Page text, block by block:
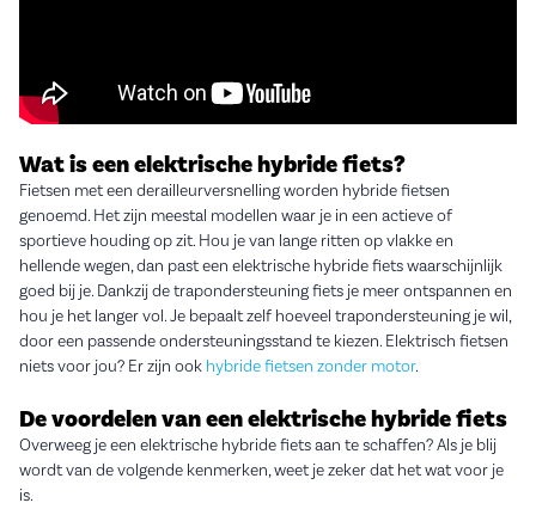
Wat is een elektrische hybride fiets?
Fietsen met een derailleurversnelling worden hybride fietsen
genoemd. Het zijn meestal modellen waar je in een actieve of
sportieve houding op zit. Hou je van lange ritten op vlakke en
hellende wegen, dan past een elektrische hybride fiets waarschijnlijk
goed bij je. Dankzij de trapondersteuning fiets je meer ontspannen en
hou je het langer vol. Je bepaalt zelf hoeveel trapondersteuning je wil,
door een passende ondersteuningsstand te kiezen. Elektrisch fietsen
niets voor jou? Er zijn ook hybride fietsen zonder motor.
De voordelen van een elektrische hybride fiets
Overweeg je een elektrische hybride fiets aan te schaffen? Als je blij
wordt van de volgende kenmerken, weet je zeker dat het wat voor je
is.